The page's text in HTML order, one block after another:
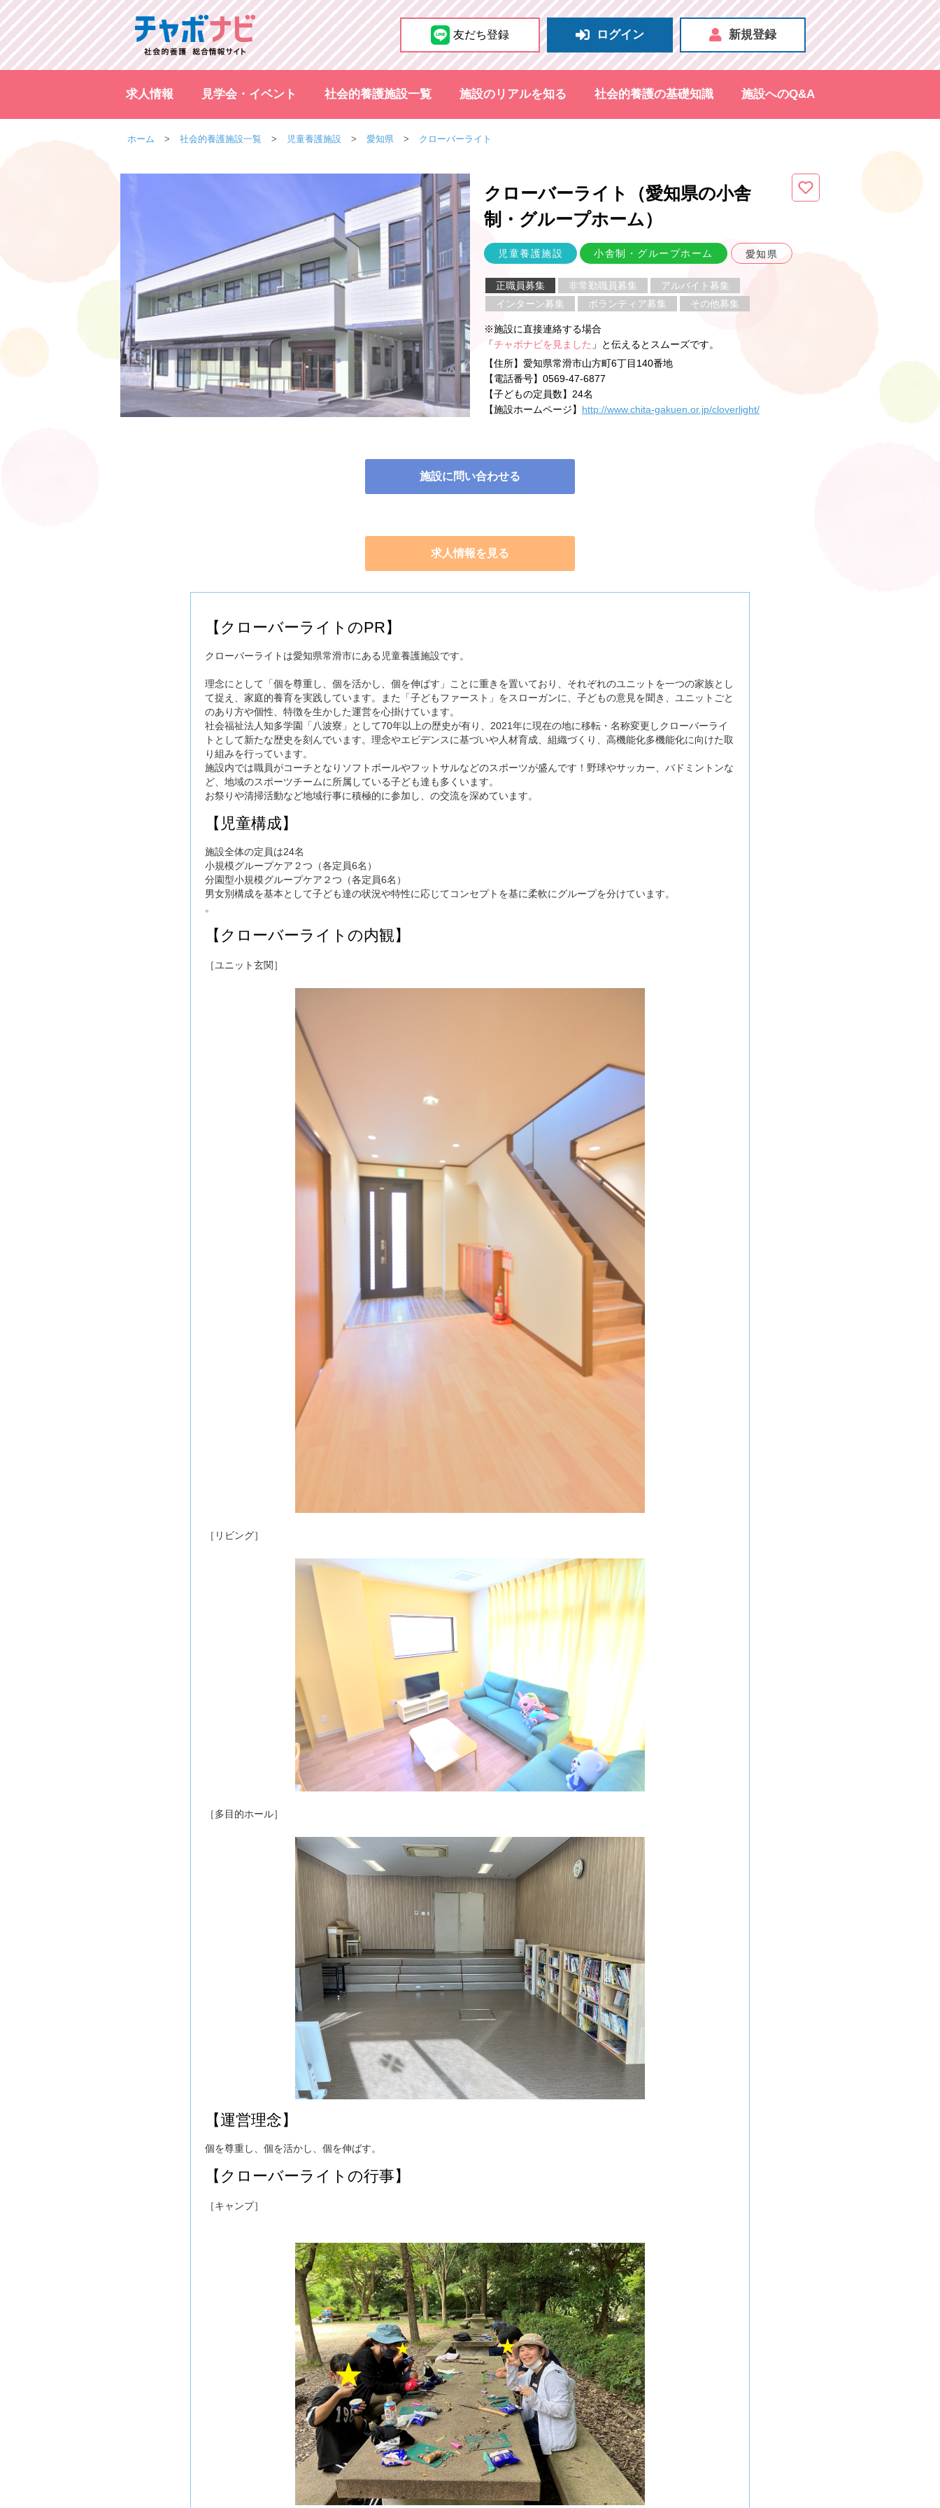
友だち登録 ログイン 新規登録
求人情報 見学会・イベント 社会的養護施設一覧 施設のリアルを知る 社会的養護の基礎知識 施設へのQ&A
ホーム 社会的養護施設一覧 児童養護施設 愛知県 クローバーライト
クローバーライト（愛知県の小舎
制・グループホーム）
児童養護施設 小舎制・グループホーム 愛知県
正職員募集 非常勤職員募集
アルバイト募集
インターン募集
ボランティア募集 その他募集
※施設に直接連絡する場合
「チャボナビを見ました 」と伝えるとスムーズです。
【住所】 愛知県常滑市山方町6丁目140番地
【電話番号】 0569-47-6877
【子どもの定員数】 24名
【施設ホームページ】 http://www.chita-gakuen.or.jp/cloverlight/
施設に問い合わせる
求人情報を見る
【クローバーライトのPR】
クローバーライトは愛知県常滑市にある児童養護施設です。
理念にとして「個を尊重し、個を活かし、個を伸ばす」ことに重きを置いており、それぞれのユニットを一つの家族とし
て捉え、家庭的養育を実践しています。また「子どもファースト」をスローガンに、子どもの意見を聞き、ユニットごと
のあり方や個性、特徴を生かした運営を心掛けています。
社会福祉法人知多学園「八波寮」として70年以上の歴史が有り、2021年に現在の地に移転・名称変更しクローバーライ
トとして新たな歴史を刻んでいます。理念やエビデンスに基づいや人材育成、組織づくり、高機能化多機能化に向けた取
り組みを行っています。
施設内では職員がコーチとなりソフトボールやフットサルなどのスポーツが盛んです！野球やサッカー、バドミントンな
ど、地域のスポーツチームに所属している子ども達も多くいます。
お祭りや清掃活動など地域行事に積極的に参加し、の交流を深めています。
【児童構成】
施設全体の定員は24名
小規模グループケア２つ（各定員6名）
分園型小規模グループケア２つ（各定員6名）
男女別構成を基本として子ども達の状況や特性に応じてコンセプトを基に柔軟にグループを分けています。
。
【クローバーライトの内観】
［ユニット玄関］
［リビング］
［多目的ホール］
【運営理念】
個を尊重し、個を活かし、個を伸ばす。
【クローバーライトの行事】
［キャンプ］